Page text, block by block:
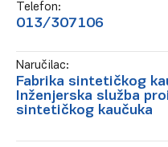
Telefon:
013/307106
Naručilac:
Fabrika sintetičkog
Inženjerska služba
sintetičkog kaučuka